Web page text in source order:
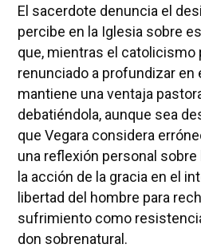
El sacerdote denuncia el
percibe en la Iglesia sobre
que, mientras el catolicismo
renunciado a profundizar
mantiene una ventaja
debatiéndola, aunque sea
que Vegara considera
una reflexión personal sobre
la acción de la gracia en el
libertad del hombre para
sufrimiento como
don sobrenatural.